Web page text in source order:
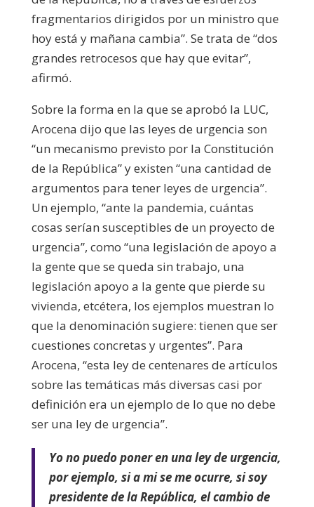
fragmentarios dirigidos por un ministro que
hoy está y mañana cambia”. Se trata de “dos
grandes retrocesos que hay que evitar”,
afirmó.
Sobre la forma en la que se aprobó la LUC,
Arocena dijo que las leyes de urgencia son
“un mecanismo previsto por la Constitución
de la República” y existen “una cantidad de
argumentos para tener leyes de urgencia”.
Un ejemplo, “ante la pandemia, cuántas
cosas serían susceptibles de un proyecto de
urgencia”, como “una legislación de apoyo a
la gente que se queda sin trabajo, una
legislación apoyo a la gente que pierde su
vivienda, etcétera, los ejemplos muestran lo
que la denominación sugiere: tienen que ser
cuestiones concretas y urgentes”. Para
Arocena, “esta ley de centenares de artículos
sobre las temáticas más diversas casi por
definición era un ejemplo de lo que no debe
ser una ley de urgencia”.
Yo no puedo poner en una ley de urgencia,
por ejemplo, si a mi se me ocurre, si soy
presidente de la República, el cambio de